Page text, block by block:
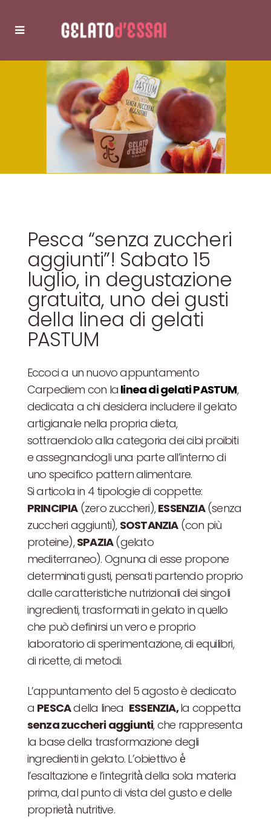
Pesca “senza zuccheri
aggiunti”! Sabato 15
luglio, in degustazione
gratuita, uno dei gusti
della linea di gelati
PASTUM
Eccoci a un nuovo appuntamento
Carpediem con la linea di gelati PASTUM,
dedicata a chi desidera includere il gelato
artigianale nella propria dieta,
sottraendolo alla categoria dei cibi proibiti
e assegnandogli una parte all’interno di
uno specifico pattern alimentare.
Si articola in 4 tipologie di coppette:
PRINCIPIA(zero zuccheri),ESSENZIA(senza
zuccheri aggiunti), SOSTANZIA(con più
proteine),SPAZIA(gelato
mediterraneo). Ognuna di esse propone
determinati gusti, pensati partendo proprio
dalle caratteristiche nutrizionali dei singoli
ingredienti, trasformati in gelato in quello
che può definirsi un vero e proprio
laboratorio di sperimentazione, di equilibri,
di ricette, di metodi.
L’appuntamento del 5 agosto è dedicato
a PESCAdella linea ESSENZIA,la coppetta
senza zuccheri aggiunti, che rappresenta
la base della trasformazione degli
ingredienti in gelato. L’obiettivo è̀
l’esaltazione e l’integrità̀ della sola materia
prima, dal punto di vista del gusto e delle
proprietà̀ nutritive.